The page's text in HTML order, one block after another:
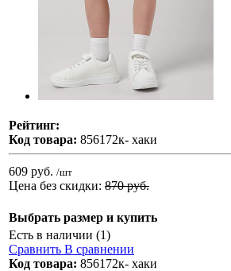
Рейтинг:
Код товара: 856172к- хаки
609 руб. /шт
Цена без скидки: 870 руб.
Выбрать размер и купить
Есть в наличии (1)
Сравнить В сравнении
Код товара: 856172к- хаки